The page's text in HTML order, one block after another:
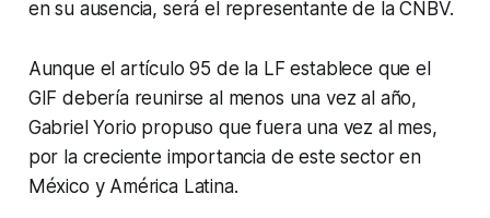
en su ausencia, será el representante de la CNBV.
Aunque el artículo 95 de la LF establece que el
GIF debería reunirse al menos una vez al año,
Gabriel Yorio propuso que fuera una vez al mes,
por la creciente importancia de este sector en
México y América Latina.